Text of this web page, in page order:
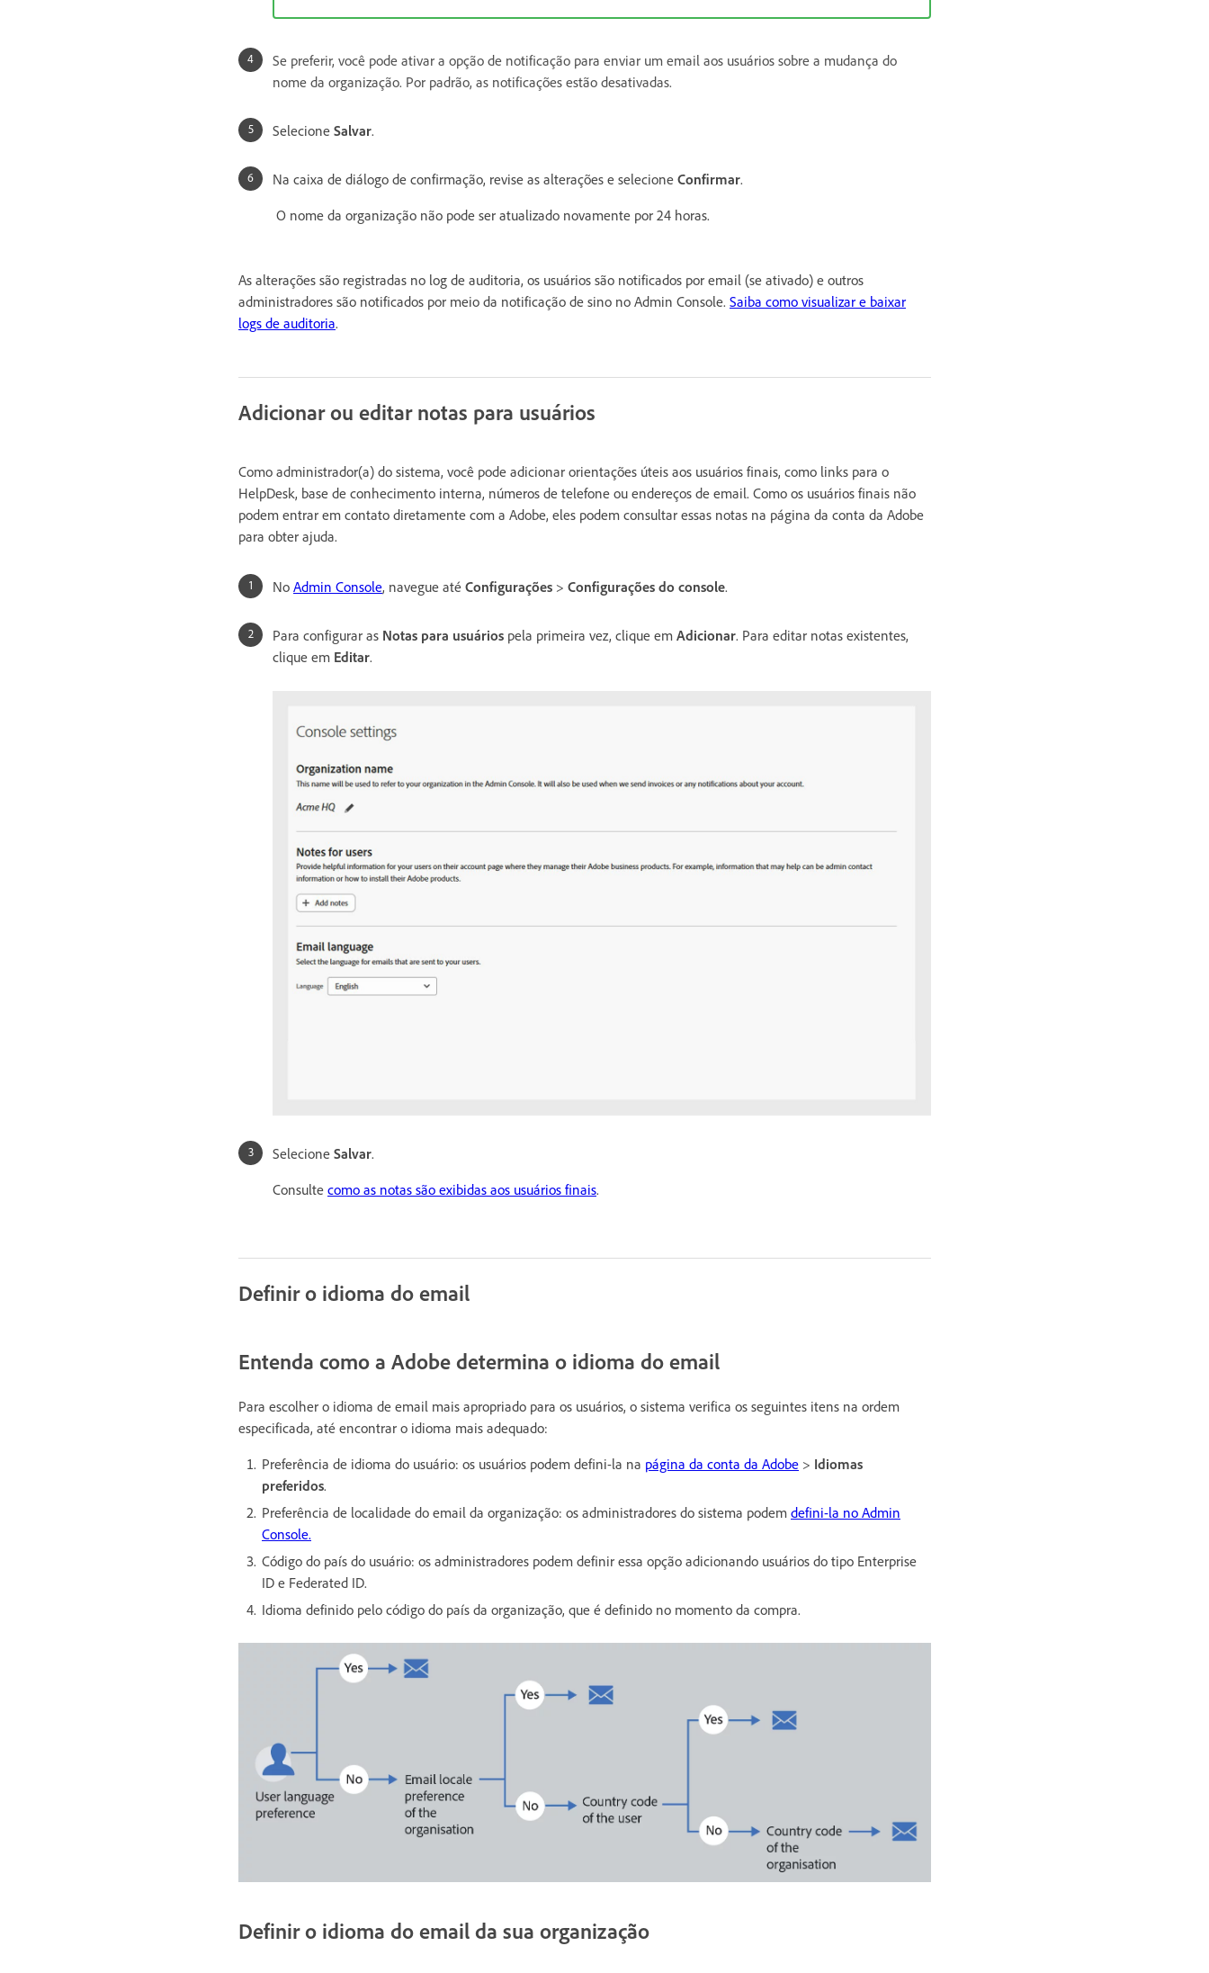
Se preferir, você pode ativar a opção de notificação para enviar um email aos usuários sobre a mudança do
nome da organização. Por padrão, as notificações estão desativadas.
Selecione Salvar.
Na caixa de diálogo de confirmação, revise as alterações e selecione Confirmar.
O nome da organização não pode ser atualizado novamente por 24 horas.
As alterações são registradas no log de auditoria, os usuários são notificados por email (se ativado) e outros
administradores são notificados por meio da notificação de sino no Admin Console. Saiba como visualizar e baixar
logs de auditoria.
Adicionar ou editar notas para usuários
Como administrador(a) do sistema, você pode adicionar orientações úteis aos usuários finais, como links para o
HelpDesk, base de conhecimento interna, números de telefone ou endereços de email. Como os usuários finais não
podem entrar em contato diretamente com a Adobe, eles podem consultar essas notas na página da conta da Adobe
para obter ajuda.
No Admin Console, navegue até Configurações > Configurações do console.
Para configurar as Notas para usuários pela primeira vez, clique em Adicionar. Para editar notas existentes,
clique em Editar.
Selecione Salvar.
Consulte como as notas são exibidas aos usuários finais.
Definir o idioma do email
Entenda como a Adobe determina o idioma do email
Para escolher o idioma de email mais apropriado para os usuários, o sistema verifica os seguintes itens na ordem
especificada, até encontrar o idioma mais adequado:
Preferência de idioma do usuário: os usuários podem defini-la na página da conta da Adobe > Idiomas
preferidos.
Preferência de localidade do email da organização: os administradores do sistema podem defini-la no Admin
Console.
Código do país do usuário: os administradores podem definir essa opção adicionando usuários do tipo Enterprise
ID e Federated ID.
Idioma definido pelo código do país da organização, que é definido no momento da compra.
Definir o idioma do email da sua organização